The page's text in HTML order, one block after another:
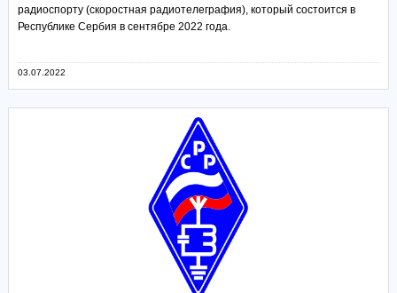
радиоспорту (скоростная радиотелеграфия), который состоится в
Республике Сербия в сентябре 2022 года.
03.07.2022